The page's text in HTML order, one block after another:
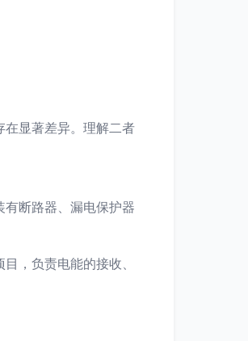
在显著差异。理解二者
断路器、漏电保护器
，负责电能的接收、